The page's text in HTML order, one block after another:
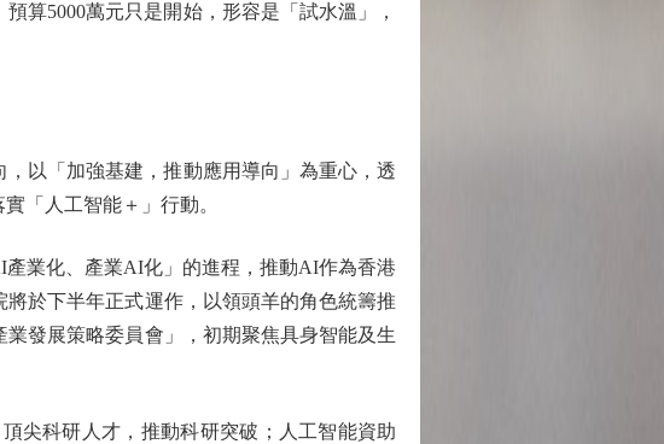
5000萬元只是開始，形容是「試水溫」，
以「加強基建，推動應用導向」為重心，透
「人工智能＋」行動。
業化、產業AI化」的進程，推動AI作為香港
於下半年正式運作，以領頭羊的角色統籌推
發展策略委員會」，初期聚焦具身智能及生
尖科研人才，推動科研突破；人工智能資助